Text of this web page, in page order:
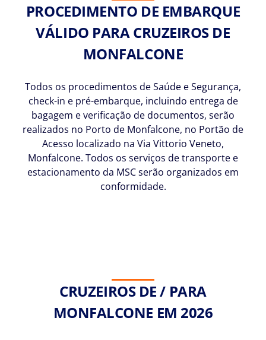
PROCEDIMENTO DE EMBARQUE
VÁLIDO PARA CRUZEIROS DE
MONFALCONE
Todos os procedimentos de Saúde e Segurança,
check-in e pré-embarque, incluindo entrega de
bagagem e verificação de documentos, serão
realizados no Porto de Monfalcone, no Portão de
Acesso localizado na Via Vittorio Veneto,
Monfalcone. Todos os serviços de transporte e
estacionamento da MSC serão organizados em
conformidade.
CRUZEIROS DE / PARA
MONFALCONE EM 2026